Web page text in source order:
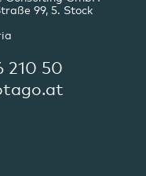
99, 5. Stock
210 50